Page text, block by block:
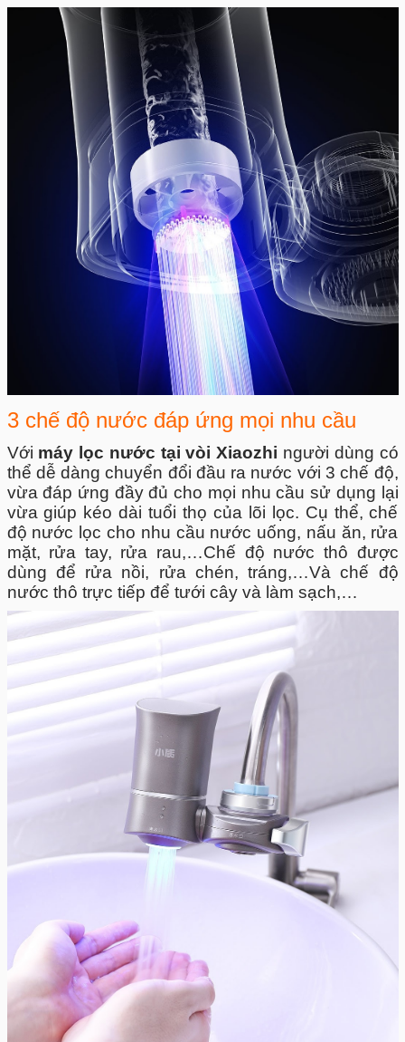
3 chế độ nước đáp ứng mọi nhu cầu
Với máy lọc nước tại vòi Xiaozhi người dùng có
thể dễ dàng chuyển đổi đầu ra nước với 3 chế độ,
vừa đáp ứng đầy đủ cho mọi nhu cầu sử dụng lại
vừa giúp kéo dài tuổi thọ của lõi lọc. Cụ thể, chế
độ nước lọc cho nhu cầu nước uống, nấu ăn, rửa
mặt, rửa tay, rửa rau,…Chế độ nước thô được
dùng để rửa nồi, rửa chén, tráng,…Và chế độ
nước thô trực tiếp để tưới cây và làm sạch,…